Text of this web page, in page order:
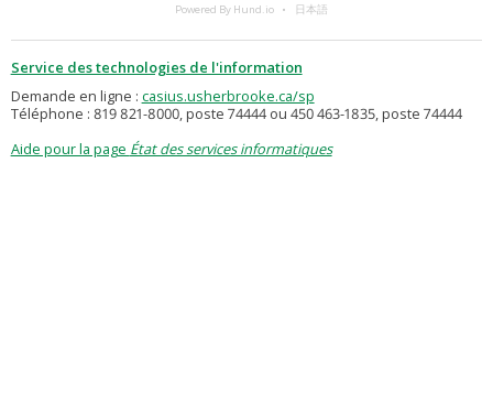
Powered By Hund.io 日本語
Service des technologies de l'information
Demande en ligne : casius.usherbrooke.ca/sp
Téléphone : 819 821-8000, poste 74444 ou 450 463-1835, poste 74444
Aide pour la page État des services informatiques